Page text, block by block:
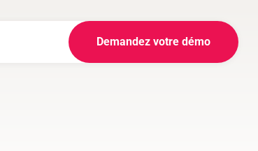
Demandez votre démo